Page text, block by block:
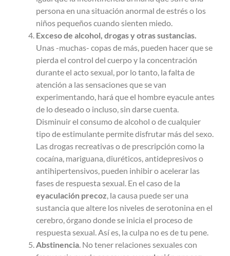
persona en una situación anormal de estrés o los
niños pequeños cuando sienten miedo.
Exceso de alcohol, drogas y otras sustancias.
Unas -muchas- copas de más, pueden hacer que se
pierda el control del cuerpo y la concentración
durante el acto sexual, por lo tanto, la falta de
atención a las sensaciones que se van
experimentando, hará que el hombre eyacule antes
de lo deseado o incluso, sin darse cuenta.
Disminuir el consumo de alcohol o de cualquier
tipo de estimulante permite disfrutar más del sexo.
Las drogas recreativas o de prescripción como la
cocaína, mariguana, diuréticos, antidepresivos o
antihipertensivos, pueden inhibir o acelerar las
fases de respuesta sexual. En el caso de la
eyaculación precoz, la causa puede ser una
sustancia que altere los niveles de serotonina en el
cerebro, órgano donde se inicia el proceso de
respuesta sexual. Así es, la culpa no es de tu pene.
Abstinencia. No tener relaciones sexuales con